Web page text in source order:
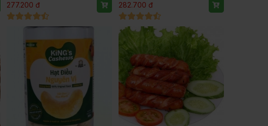
277.200 đ 282.700 đ